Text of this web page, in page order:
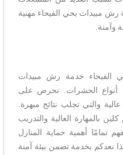
رش مبيدات بحي الفيحاء مهنية
وآمنة.
الفيحاء خدمة رش مبيدات
أنواع الحشرات. نحرص على
والتي تجلب نتائج مبهرة.
بالمهارة العالية والتدريب
تمامًا أهمية حماية المنازل
نعدكم بخدمة تضمن بيئة آمنة